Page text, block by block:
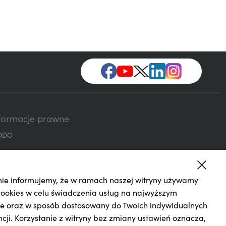
prawne
informujemy, że w ramach naszej witryny używamy
w celu świadczenia usług na najwyższym
oraz w sposób dostosowany do Twoich indywidualnych
Korzystanie z witryny bez zmiany ustawień oznacza,